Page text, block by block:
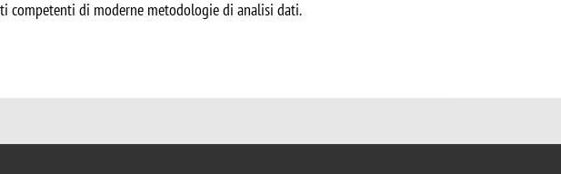
competenti di moderne metodologie di analisi dati.